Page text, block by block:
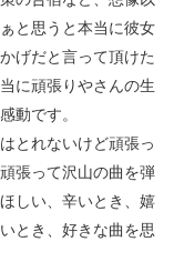
と思うと本当に彼女
げだと言って頂けた
に頑張りやさんの生
動です。
とれないけど頑張っ
張って沢山の曲を弾
しい、辛いとき、嬉
とき、好きな曲を思